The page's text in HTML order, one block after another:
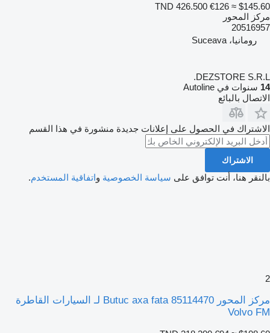
TND 426.500 €126 ≈ $145.60
مركز المحور
20516957
رومانيا، Suceava
DEZSTORE S.R.L.
14 سنوات في Autoline
الاتصال بالبائع
الاشتراك في الحصول على إعلانات جديدة منشورة في هذا القسم
الاشتراك
بالنقر هنا، أنت توافق على سياسة الخصوصية واتفاقية المستخدم.
2
مركز المحور Butuc axa fata 85114470 لـ السيارات القاطرة
Volvo FM